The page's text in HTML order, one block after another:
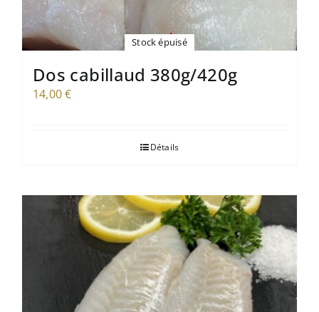
Stock épuisé
Dos cabillaud 380g/420g
14,00€
Détails